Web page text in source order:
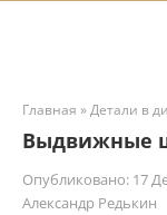
Главная »Детали в
Выдвижные
Опубликовано: 17
Александр Редькин